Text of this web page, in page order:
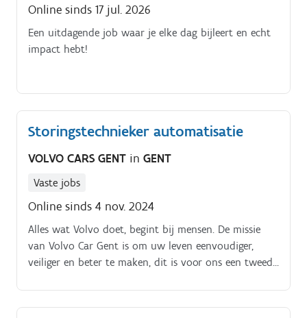
Online sinds 17 jul. 2026
Een uitdagende job waar je elke dag bijleert en echt
impact hebt!
Storingstechnieker automatisatie
VOLVO CARS GENT in GENT
Vaste jobs
Online sinds 4 nov. 2024
Alles wat Volvo doet, begint bij mensen. De missie
van Volvo Car Gent is om uw leven eenvoudiger,
veiliger en beter te maken, dit is voor ons een tweede